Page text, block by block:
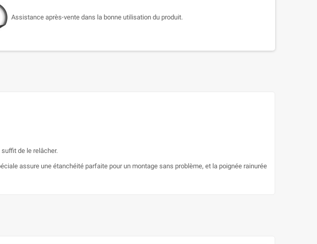
Assistance après-vente dans la bonne utilisation du produit.
de le relâcher.
assure une étanchéité parfaite pour un montage sans problème, et la poignée rainurée